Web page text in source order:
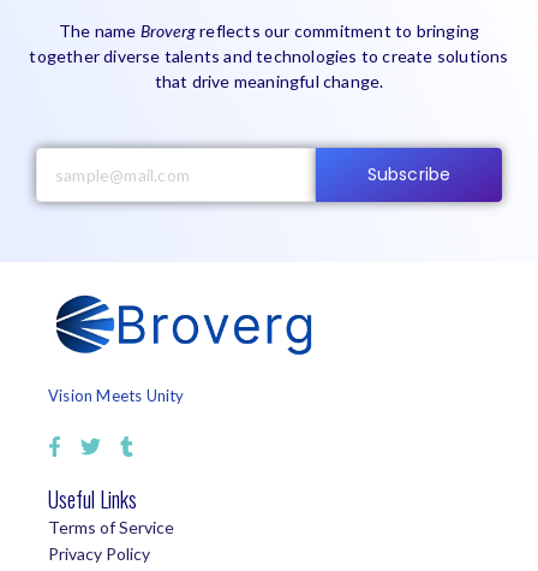
The name Brovergreflects our commitment to bringing
together diverse talents and technologies to create solutions
that drive meaningful change.
Subscribe
Vision Meets Unity
Useful Links
Terms of Service
Privacy Policy